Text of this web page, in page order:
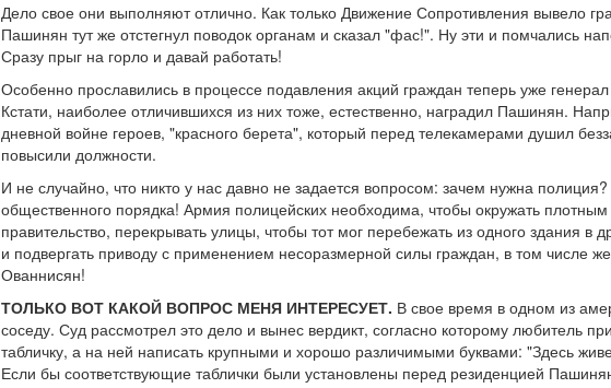
Дело свое они выполняют отлично. Как только Движение Сопротивления вывело
Пашинян тут же отстегнул поводок органам и сказал "фас!". Ну эти и помчались
Сразу прыг на горло и давай работать!
Особенно прославились в процессе подавления акций граждан теперь уже
Кстати, наиболее отличившихся из них тоже, естественно, наградил Пашинян.
дневной войне героев, "красного берета", который перед телекамерами душил
повысили должности.
И не случайно, что никто у нас давно не задается вопросом: зачем нужна
общественного порядка! Армия полицейских необходима, чтобы окружать
правительство, перекрывать улицы, чтобы тот мог перебежать из одного здания в
и подвергать приводу с применением несоразмерной силы граждан, в том числе
Ованнисян!
ТОЛЬКО ВОТ КАКОЙ ВОПРОС МЕНЯ ИНТЕРЕСУЕТ. В свое время в одном из
соседу. Суд рассмотрел это дело и вынес вердикт, согласно которому любитель
табличку, а на ней написать крупными и хорошо различимыми буквами: "Здесь
Если бы соответствующие таблички были установлены перед резиденцией